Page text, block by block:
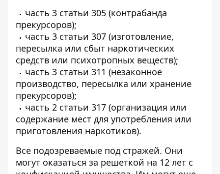
часть 3 статьи 305 (контрабанда
прекурсоров);
часть 3 статьи 307 (изготовление,
пересылка или сбыт наркотических
средств или психотропных веществ);
часть 3 статьи 311 (незаконное
производство, пересылка или хранение
прекурсоров);
часть 2 статьи 317 (организация или
содержание мест для употребления или
приготовления наркотиков).
Все подозреваемые под стражей. Они
могут оказаться за решеткой на 12 лет с